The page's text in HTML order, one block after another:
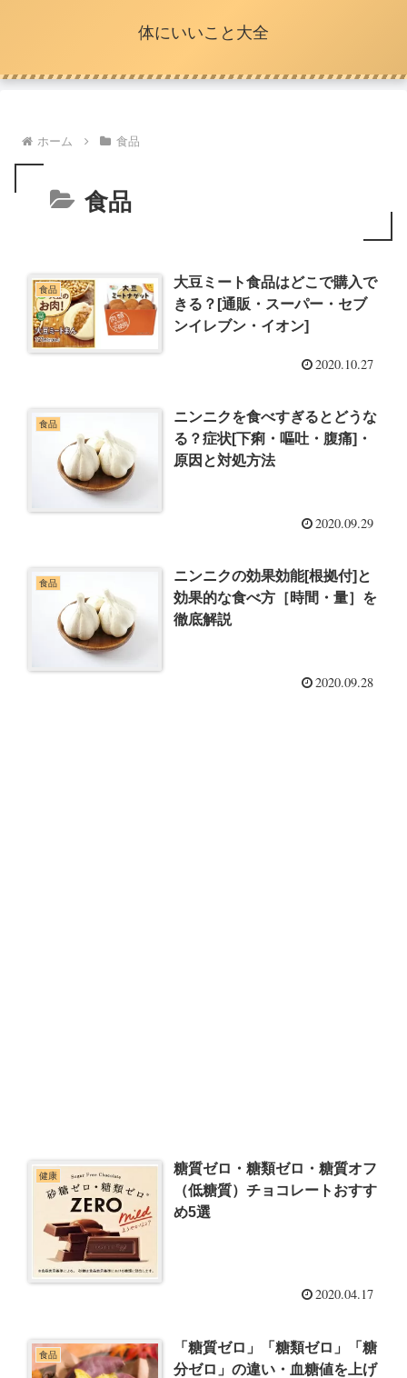
体にいいこと大全
ホーム 食品
食品
食品
大豆ミート食品はどこで購入で
きる？[通販・スーパー・セブ
ンイレブン・イオン]
2020.10.27
食品
ニンニクを食べすぎるとどうな
る？症状[下痢・嘔吐・腹痛]・
原因と対処方法
2020.09.29
食品
ニンニクの効果効能[根拠付]と
効果的な食べ方［時間・量］を
徹底解説
2020.09.28
健康
糖質ゼロ・糖類ゼロ・糖質オフ
（低糖質）チョコレートおすす
め5選
2020.04.17
食品
「糖質ゼロ」「糖類ゼロ」「糖
分ゼロ」の違い・血糖値を上げ